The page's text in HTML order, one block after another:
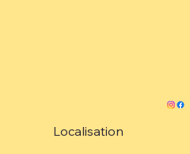
Localisation